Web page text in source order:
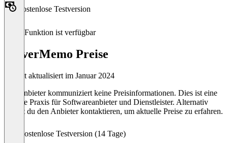
Kostenlose Testversion
Diese Funktion ist verfügbar
CleverMemo Preise
Zuletzt aktualisiert im Januar 2024
Der Anbieter kommuniziert keine Preisinformationen. Dies ist eine
übliche Praxis für Softwareanbieter und Dienstleister. Alternativ
kannst du den Anbieter kontaktieren, um aktuelle Preise zu erfahren.
Kostenlose Testversion (14 Tage)